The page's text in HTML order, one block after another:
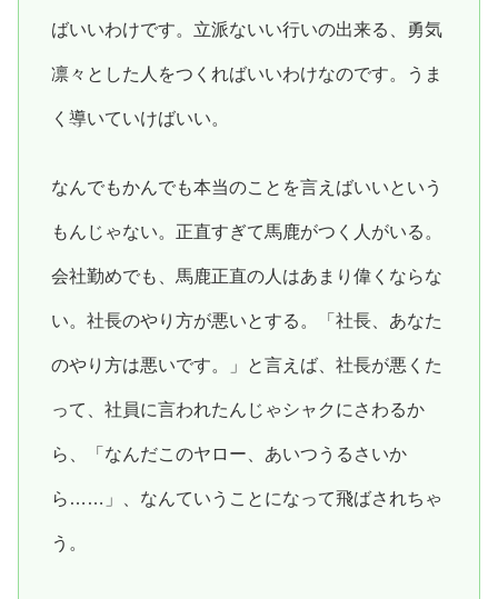
ばいいわけです。立派ないい行いの出来る、勇気
凛々とした人をつくればいいわけなのです。うま
く導いていけばいい。
なんでもかんでも本当のことを言えばいいという
もんじゃない。正直すぎて馬鹿がつく人がいる。
会社勤めでも、馬鹿正直の人はあまり偉くならな
い。社長のやり方が悪いとする。「社長、あなた
のやり方は悪いです。」と言えば、社長が悪くた
って、社員に言われたんじゃシャクにさわるか
ら、「なんだこのヤロー、あいつうるさいか
ら……」、なんていうことになって飛ばされちゃ
う。